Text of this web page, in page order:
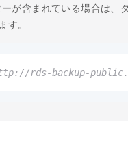
が含まれている場合は、
。
rds-backup-